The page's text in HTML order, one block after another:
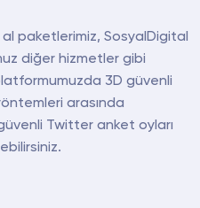
paketlerimiz, SosyalDigital
diğer hizmetler gibi
3D güvenli
arasında
Twitter anket oyları